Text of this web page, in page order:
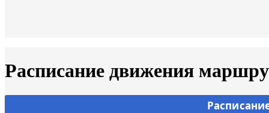
Расписание движения